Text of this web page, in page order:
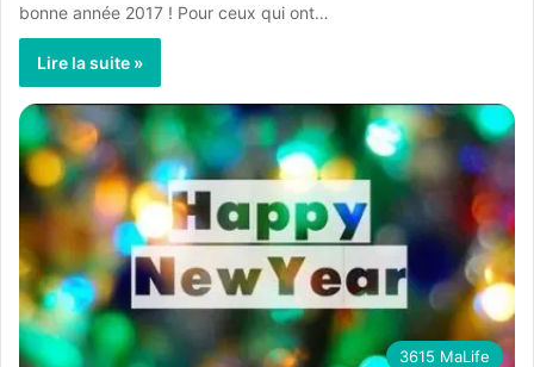
bonne année 2017 ! Pour ceux qui ont…
Lire la suite »
3615 MaLife